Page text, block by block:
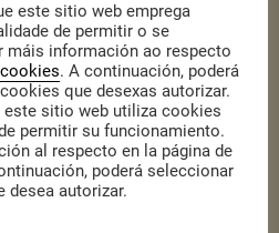
de dar continuidade ao camiño
ConCiencia (ANMUPESCA)
transferencia de coñecemento entre
o futuroafonda nesa relación de
populares e técnicos, unindo
A través do colectivo Artelixo, e
como medio de expresión,
futuros coas mariscadoras a pé e a
este sitio web emprega
de permitir o se
máis información ao respecto
. A continuación, poderá
que desexas autorizar.
sitio web utiliza cookies
permitir su funcionamiento.
al respecto en la página de
poderá seleccionar
desea autorizar.